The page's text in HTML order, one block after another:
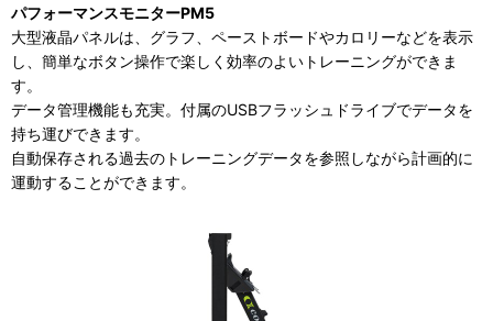
パフォーマンスモニターPM5
大型液晶パネルは、グラフ、ペーストボードやカロリーなどを表示
し、簡単なボタン操作で楽しく効率のよいトレーニングができま
す。
データ管理機能も充実。付属のUSBフラッシュドライブでデータを
持ち運びできます。
自動保存される過去のトレーニングデータを参照しながら計画的に
運動することができます。